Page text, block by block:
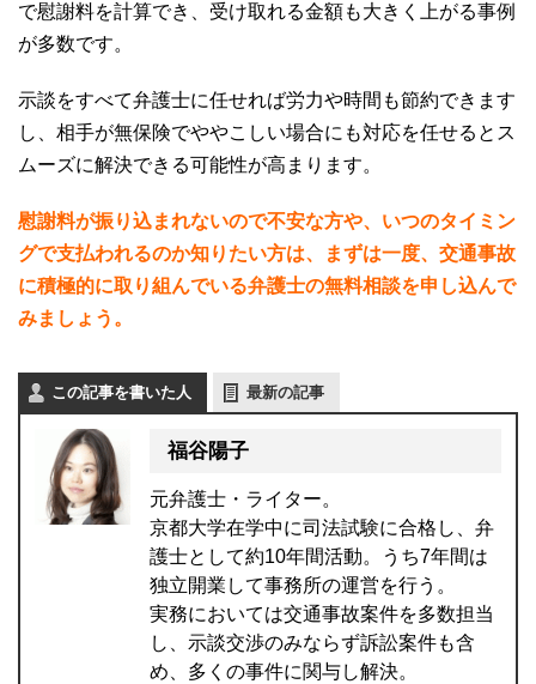
で慰謝料を計算でき、受け取れる金額も大きく上がる事例
が多数です。
示談をすべて弁護士に任せれば労力や時間も節約できます
し、相手が無保険でややこしい場合にも対応を任せるとス
ムーズに解決できる可能性が高まります。
慰謝料が振り込まれないので不安な方や、いつのタイミン
グで支払われるのか知りたい方は、まずは一度、交通事故
に積極的に取り組んでいる弁護士の無料相談を申し込んで
みましょう。
この記事を書いた人 最新の記事
福谷陽子
元弁護士・ライター。
京都大学在学中に司法試験に合格し、弁
護士として約10年間活動。うち7年間は
独立開業して事務所の運営を行う。
実務においては交通事故案件を多数担当
し、示談交渉のみならず訴訟案件も含
め、多くの事件に関与し解決。